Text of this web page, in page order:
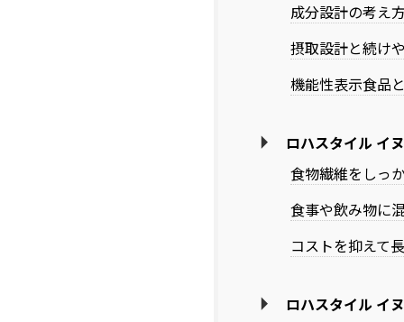
成分設計の考え
摂取設計と続け
機能性表示食品
ロハスタイル イ
食物繊維をしっ
食事や飲み物に
コストを抑えて
ロハスタイル イ